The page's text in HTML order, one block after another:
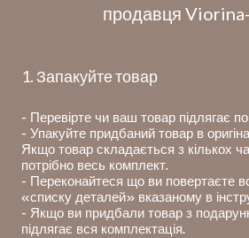
продавця
1. Запакуйте товар
- Перевірте чи ваш товар підлягає
- Упакуйте придбаний товар в
Якщо товар складається з кількох
потрібно весь комплект.
- Переконайтеся що ви повертаєте
«списку деталей» вказаному в
- Якщо ви придбали товар з
підлягає вся комплектація.